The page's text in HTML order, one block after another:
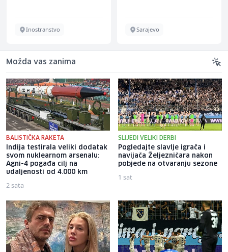
Inostranstvo Sarajevo
Možda vas zanima
BALISTIČKA RAKETA
Indija testirala veliki dodatak
svom nuklearnom arsenalu:
Agni-4 pogađa cilj na
udaljenosti od 4.000 km
2 sata
SLIJEDI VELIKI DERBI
Pogledajte slavlje igrača i
navijača Željezničara nakon
pobjede na otvaranju sezone
1 sat